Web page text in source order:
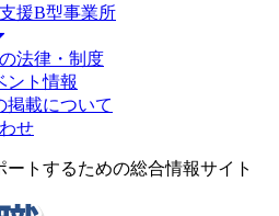
援B型事業所
法律・制度
ント情報
掲載について
せ
トするための総合情報サイト